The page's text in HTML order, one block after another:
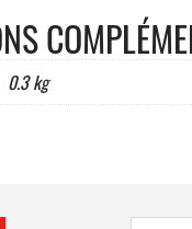
complet,
vis
et
anneau
0.3 kg